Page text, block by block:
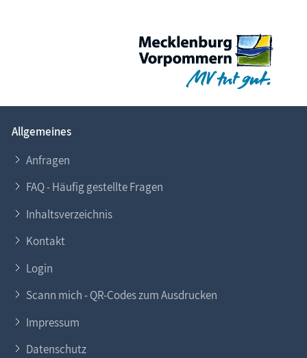
Allgemeines
Anfragen
FAQ - Häufig gestellte Fragen
Inhaltsverzeichnis
Kontakt
Login
Scann mich - QR-Codes zum Ausdrucken
Impressum
Datenschutz